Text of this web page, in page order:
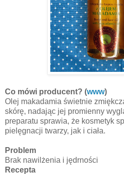
Co mówi producent? (www)
Olej makadamia świetnie
skórę, nadając jej promienny
preparatu sprawia, że kosmetyk
pielęgnacji twarzy, jak i ciała.
Problem
Brak nawilżenia i jędrności
Recepta